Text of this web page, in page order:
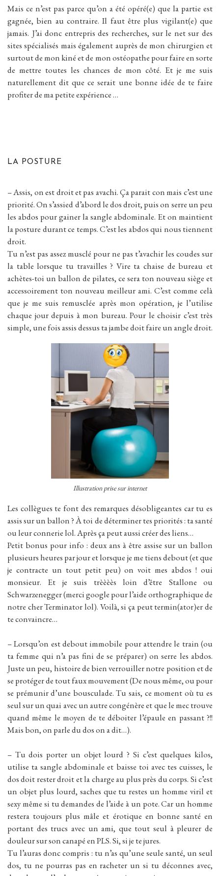
Mais ce n’est pas parce qu’on a été opéré(e) que la partie est
gagnée, bien au contraire. Il faut être plus vigilant(e) que
jamais. J’ai donc entrepris des recherches, sur le net sur des
sites spécialisés mais également auprès de mon chirurgien et
surtout de mon kiné et de mon ostéopathe pour faire en sorte
de mettre toutes les chances de mon côté. Et je me suis
naturellement dit que ce serait une bonne idée de te faire
profiter de ma petite expérience …
LA POSTURE
– Assis, on est droit et pas avachi. Ça parait con mais c’est une
priorité. On s’assied d’abord le dos droit, puis on serre un peu
les abdos pour gainer la sangle abdominale. Et on maintient
la posture durant ce temps. C’est les abdos qui nous tiennent
droit.
Tu n’est pas assez musclé pour ne pas t’avachir les coudes sur
la table lorsque tu travailles ? Vire ta chaise de bureau et
achètes-toi un ballon de pilates, ce sera ton nouveau siège et
accessoirement ton nouveau meilleur ami. C’est comme celà
que je me suis remusclée après mon opération, je l’utilise
chaque jour depuis à mon bureau. Pour le choisir c’est très
simple, une fois assis dessus ta jambe doit faire un angle droit.
Illustration prise sur internet
Les collègues te font des remarques désobligeantes car tu es
assis sur un ballon ? À toi de déterminer tes priorités : ta santé
ou leur connerie lol. Après ça peut aussi créer des liens…
Petit bonus pour info : deux ans à être assise sur un ballon
plusieurs heures par jour et lorsque je me tiens debout (et que
je contracte un tout petit peu) on voit mes abdos ! oui
monsieur. Et je suis trèèèès loin d’être Stallone ou
Schwarzenegger (merci google pour l’aide orthographique de
notre cher Terminator lol). Voilà, si ça peut termin(ator)er de
te convaincre…
– Lorsqu’on est debout immobile pour attendre le train (ou
ta femme qui n’a pas fini de se préparer) on serre les abdos.
Juste un peu, histoire de bien verrouiller notre position et de
se protéger de tout faux mouvement (De nous même, ou pour
se prémunir d’une bousculade. Tu sais, ce moment où tu es
seul sur un quai avec un autre congénère et que le mec trouve
quand même le moyen de te déboiter l’épaule en passant ?!!
Mais bon, on parle du dos on a dit…).
– Tu dois porter un objet lourd ? Si c’est quelques kilos,
utilise ta sangle abdominale et baisse toi avec tes cuisses, le
dos doit rester droit et la charge au plus près du corps. Si c’est
un objet plus lourd, saches que tu restes un homme viril et
sexy même si tu demandes de l’aide à un pote. Car un homme
restera toujours plus mâle et érotique en bonne santé en
portant des trucs avec un ami, que tout seul à pleurer de
douleur sur son canapé en PLS. Si, si je te jures.
Tu l’auras donc compris : tu n’as qu’une seule santé, un seul
dos, tu ne pourras pas en racheter un si tu déconnes avec,